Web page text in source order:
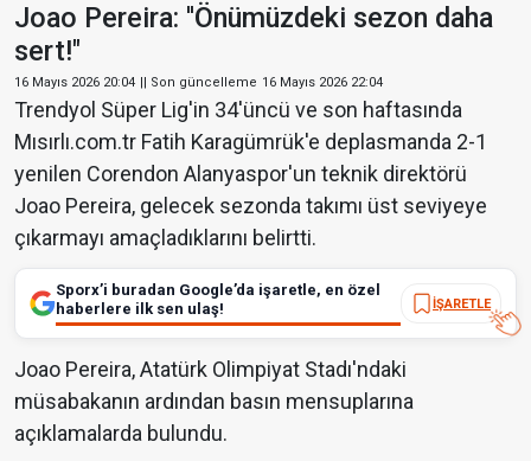
Joao Pereira: ''Önümüzdeki sezon daha
sert!"
16 Mayıs 2026 20:04 || Son güncelleme 16 Mayıs 2026 22:04
Trendyol Süper Lig'in 34'üncü ve son haftasında
Mısırlı.com.tr Fatih Karagümrük'e deplasmanda 2-1
yenilen Corendon Alanyaspor'un teknik direktörü
Joao Pereira, gelecek sezonda takımı üst seviyeye
çıkarmayı amaçladıklarını belirtti.
Sporx’i buradan Google’da işaretle, en özel
haberlere ilk sen ulaş!
İŞARETLE
Joao Pereira, Atatürk Olimpiyat Stadı'ndaki
müsabakanın ardından basın mensuplarına
açıklamalarda bulundu.